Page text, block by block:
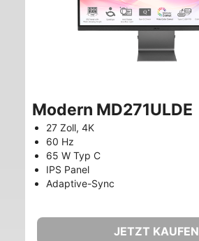
Modern MD271ULDE
27 Zoll, 4K
60 Hz
65 W Typ C
IPS Panel
Adaptive-Sync
JETZT KAUFEN